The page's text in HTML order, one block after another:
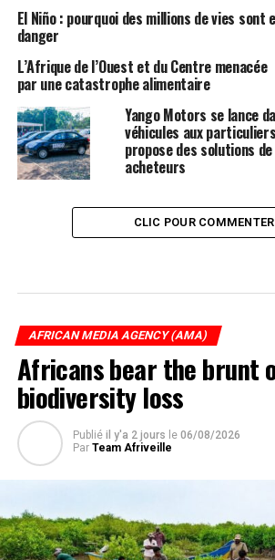
El Niño : pourquoi des millions de vies sont
danger
L’Afrique de l’Ouest et du Centre menacée
par une catastrophe alimentaire
Yango Motors se lance
véhicules aux
propose des solutions
acheteurs
CLIC POUR COMMENTER
AFRICAN MEDIA AGENCY (AMA)
Africans bear the brunt
biodiversity loss
Publié il y'a 2 jours le 06/08/2026
Par Team Afriveille